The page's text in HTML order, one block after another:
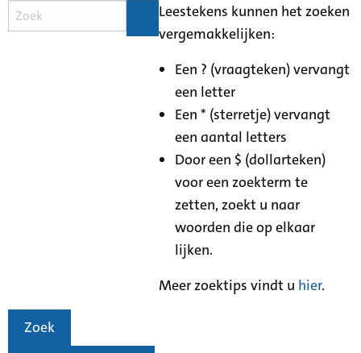
Leestekens kunnen het zoeken
vergemakkelijken:
Een ? (vraagteken) vervangt
een letter
Een * (sterretje) vervangt
een aantal letters
Door een $ (dollarteken)
voor een zoekterm te
zetten, zoekt u naar
woorden die op elkaar
lijken.
Meer zoektips vindt u hier.
Zoek